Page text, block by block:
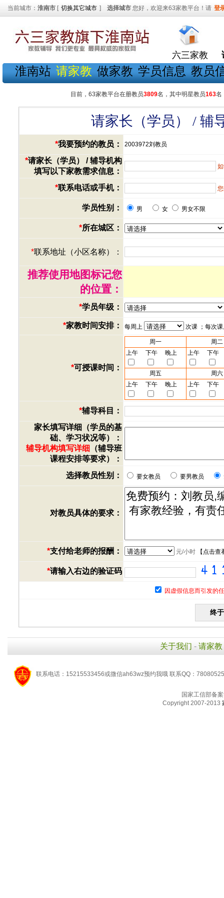
当前城市： 淮南市 [ 切换其它城市 ] 选择城市 您好，欢迎来63家教平台！请 登
六三家教
淮南站 请家教 做家教 学员信息 教员
目前，63家教平台在册教员3809名，其中明星教员163名
请家长（学员） / 辅
*我要预约的教员： 2003972刘教员
*请家长（学员） / 辅导机构
填写以下家教需求信息：
*联系电话或手机：
学员性别： 男 女 男女不限
*所在城区：
*联系地址（小区名称）：
推荐使用地图标记您
的位置：
*学员年级：
*家教时间安排： 每周上 次课 ；每次
*可授课时间：
周一
周二
上午
下午 晚上 上午 下午
周五
周六
上午
下午 晚上 上午 下午
*辅导科目：
家长填写详细（学员的基
础、学习状况等）：
辅导机构填写详细 （辅导班
课程安排等要求）：
选择教员性别：
要女教员 要男教员
对教员具体的要求：
*支付给老师的报酬： 元/小时【 点击查
*请输入右边的验证码
因虚假信息而引发的
关于我们 - 请家教
联系电话：15215533456或微信ah63wz预约我哦 联系QQ：
国家工信部备
Copyright 2007-2013